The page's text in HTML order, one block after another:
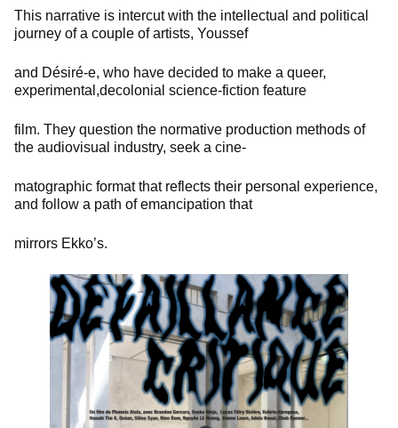
This narrative is intercut with the intellectual and political
journey of a couple of artists, Youssef
and Désiré-e, who have decided to make a queer,
experimental,decolonial science-fiction feature
film. They question the normative production methods of
the audiovisual industry, seek a cine-
matographic format that reflects their personal experience,
and follow a path of emancipation that
mirrors Ekko’s.